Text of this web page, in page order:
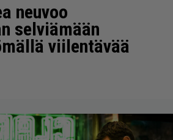
neuvoo
selviämään
viilentävää